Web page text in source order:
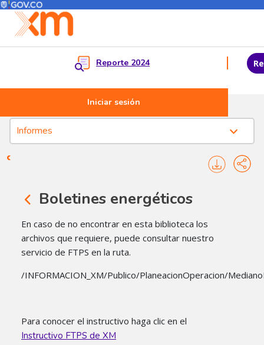
Pasar al contenido principal
Reporte 2024
Iniciar sesión
Menu
Nuestra empresa - Informes de la operación y mercado
Informes
Boletines energético​s
En caso de no encontrar en esta biblioteca los
archivos que requiere, puede consultar nuestro
servicio de FTPS en la ruta.
/INFORMACION_XM/Publico/PlaneacionOperacion/
Para conocer el instructivo haga clic en el
Instructivo FTPS de XM